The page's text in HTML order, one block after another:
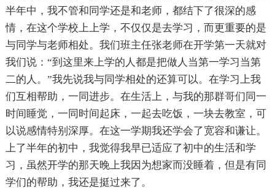
半年中，我不管和同学还是和老师，都结下了很深的感
情，在这个学校上上学，不仅仅是去学习，而更重要的是
与同学与老师相处。我们班主任张老师在开学第一天就对
我们说：“到这里来上学的人都是把做人当第一学习当第
二的人。”我先说我与同学相处的还算可以。在学习上我
们互相帮助，一同进步。在生活上，与我的那群哥们同一
时间睡觉，一同时间起床，一起去吃饭，一块去教室，可
以说感情特别深厚。在这一学期我还学会了宽容和谦让。
上了半年的初中，我觉得我早已适应了初中的生活和学
习，虽然开学的那天晚上我因为想家而没睡着，但是有同
学们的帮助，我还是挺过来了。